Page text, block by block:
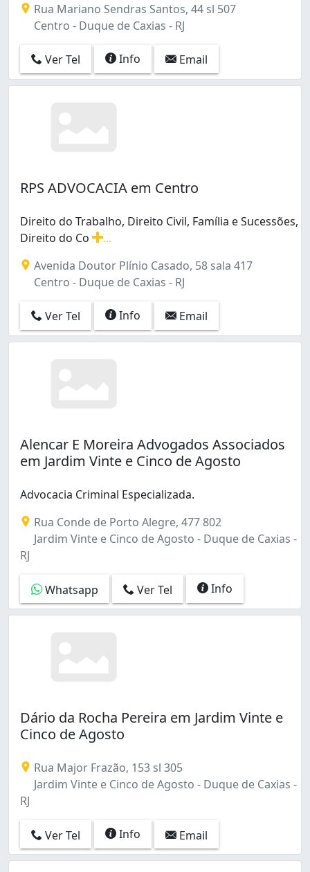
Rua Mariano Sendras Santos, 44 sl 507
Centro - Duque de Caxias - RJ
Ver Tel Info Email
RPS ADVOCACIA em Centro
Direito do Trabalho, Direito Civil, Família e Sucessões,
Direito do Co
Avenida Doutor Plínio Casado, 58 sala 417
Centro - Duque de Caxias - RJ
Ver Tel Info Email
Alencar E Moreira Advogados Associados
em Jardim Vinte e Cinco de Agosto
Advocacia Criminal Especializada.
Rua Conde de Porto Alegre, 477 802
Jardim Vinte e Cinco de Agosto - Duque de Caxias -
RJ
Whatsapp Ver Tel Info
Dário da Rocha Pereira em Jardim Vinte e
Cinco de Agosto
Rua Major Frazão, 153 sl 305
Jardim Vinte e Cinco de Agosto - Duque de Caxias -
RJ
Ver Tel Info Email